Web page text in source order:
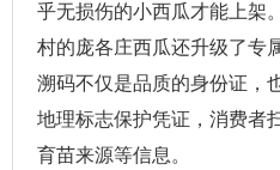
乎无损伤的小西瓜才能上架
村的庞各庄西瓜还升级了
溯码不仅是品质的身份证，
地理标志保护凭证，消费者
育苗来源等信息。